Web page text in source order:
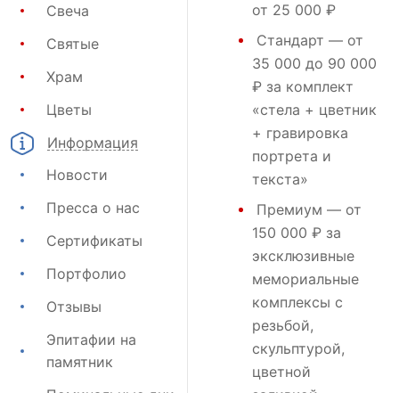
Свеча
Святые
Храм
Цветы
Информация
Новости
Пресса о нас
Сертификаты
Портфолио
Отзывы
Эпитафии на
памятник
от 25 000 ₽
Стандарт — от
35 000 до 90 000
₽ за комплект
«стела + цветник
+ гравировка
портрета и
текста»
Премиум — от
150 000 ₽ за
эксклюзивные
мемориальные
комплексы с
резьбой,
скульптурой,
цветной